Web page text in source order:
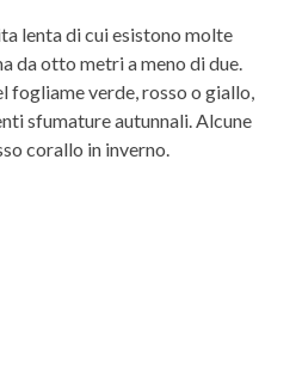
lenta di cui esistono molte
da otto metri a meno di due.
fogliame verde, rosso o giallo,
sfumature autunnali. Alcune
corallo in inverno.